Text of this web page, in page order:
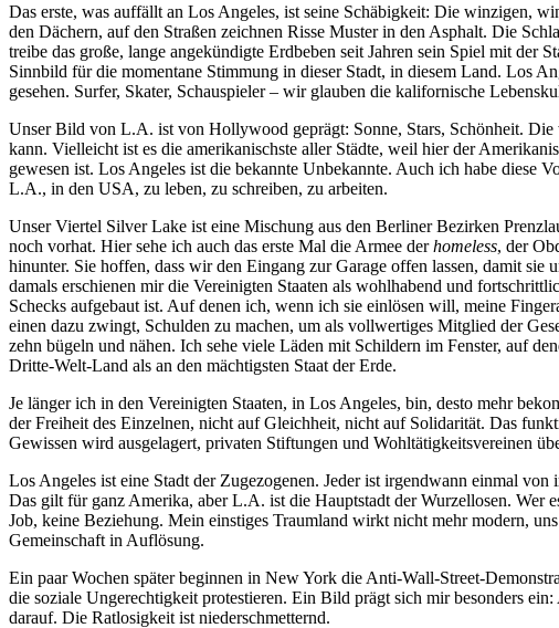
Das erste, was auffällt an Los Angeles, ist seine Schäbigkeit: Die winzigen,
den Dächern, auf den Straßen zeichnen Risse Muster in den Asphalt. Die
treibe das große, lange angekündigte Erdbeben seit Jahren sein Spiel mit der
Sinnbild für die momentane Stimmung in dieser Stadt, in diesem Land. Los
gesehen. Surfer, Skater, Schauspieler – wir glauben die kalifornische
Unser Bild von L.A. ist von Hollywood geprägt: Sonne, Stars, Schönheit.
kann. Vielleicht ist es die amerikanischste aller Städte, weil hier der
gewesen ist. Los Angeles ist die bekannte Unbekannte. Auch ich habe
L.A., in den USA, zu leben, zu schreiben, zu arbeiten.
Unser Viertel Silver Lake ist eine Mischung aus den Berliner Bezirken
noch vorhat. Hier sehe ich auch das erste Mal die Armee derhomeless, der
hinunter. Sie hoffen, dass wir den Eingang zur Garage offen lassen, damit
damals erschienen mir die Vereinigten Staaten als wohlhabend und
Schecks aufgebaut ist. Auf denen ich, wenn ich sie einlösen will, meine
einen dazu zwingt, Schulden zu machen, um als vollwertiges Mitglied der
zehn bügeln und nähen. Ich sehe viele Läden mit Schildern im Fenster, auf
Dritte-Welt-Land als an den mächtigsten Staat der Erde.
Je länger ich in den Vereinigten Staaten, in Los Angeles, bin, desto mehr
der Freiheit des Einzelnen, nicht auf Gleichheit, nicht auf Solidarität. Das
Gewissen wird ausgelagert, privaten Stiftungen und Wohltätigkeitsvereinen
Los Angeles ist eine Stadt der Zugezogenen. Jeder ist irgendwann einmal
Das gilt für ganz Amerika, aber L.A. ist die Hauptstadt der Wurzellosen.
Job, keine Beziehung. Mein einstiges Traumland wirkt nicht mehr modern,
Gemeinschaft in Auflösung.
Ein paar Wochen später beginnen in New York die Anti-Wall-Street-
die soziale Ungerechtigkeit protestieren. Ein Bild prägt sich mir besonders
darauf. Die Ratlosigkeit ist niederschmetternd.